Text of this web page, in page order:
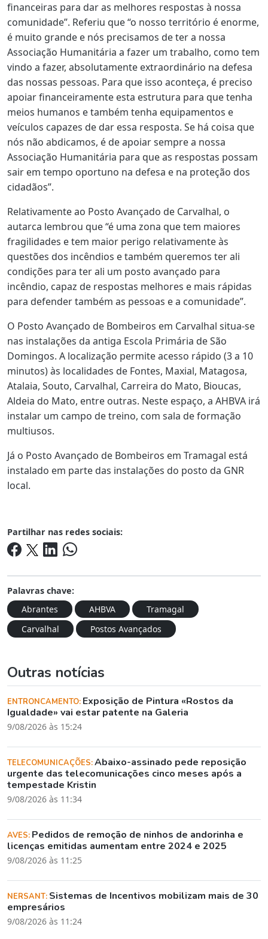
financeiras para dar as melhores respostas à nossa
comunidade”. Referiu que “o nosso território é enorme,
é muito grande e nós precisamos de ter a nossa
Associação Humanitária a fazer um trabalho, como tem
vindo a fazer, absolutamente extraordinário na defesa
das nossas pessoas. Para que isso aconteça, é preciso
apoiar financeiramente esta estrutura para que tenha
meios humanos e também tenha equipamentos e
veículos capazes de dar essa resposta. Se há coisa que
nós não abdicamos, é de apoiar sempre a nossa
Associação Humanitária para que as respostas possam
sair em tempo oportuno na defesa e na proteção dos
cidadãos”.
Relativamente ao Posto Avançado de Carvalhal, o
autarca lembrou que “é uma zona que tem maiores
fragilidades e tem maior perigo relativamente às
questões dos incêndios e também queremos ter ali
condições para ter ali um posto avançado para
incêndio, capaz de respostas melhores e mais rápidas
para defender também as pessoas e a comunidade”.
O Posto Avançado de Bombeiros em Carvalhal situa-se
nas instalações da antiga Escola Primária de São
Domingos. A localização permite acesso rápido (3 a 10
minutos) às localidades de Fontes, Maxial, Matagosa,
Atalaia, Souto, Carvalhal, Carreira do Mato, Bioucas,
Aldeia do Mato, entre outras. Neste espaço, a AHBVA irá
instalar um campo de treino, com sala de formação
multiusos.
Já o Posto Avançado de Bombeiros em Tramagal está
instalado em parte das instalações do posto da GNR
local.
Partilhar nas redes sociais:
Palavras chave:
Abrantes
AHBVA
Tramagal
Carvalhal
Postos Avançados
Outras notícias
ENTRONCAMENTO: Exposição de Pintura «Rostos da
Igualdade» vai estar patente na Galeria
9/08/2026 às 15:24
TELECOMUNICAÇÕES:Abaixo-assinado pede reposição
urgente das telecomunicações cinco meses após a
tempestade Kristin
9/08/2026 às 11:34
AVES: Pedidos de remoção de ninhos de andorinha e
licenças emitidas aumentam entre 2024 e 2025
9/08/2026 às 11:25
NERSANT: Sistemas de Incentivos mobilizam mais de 30
empresários
9/08/2026 às 11:24